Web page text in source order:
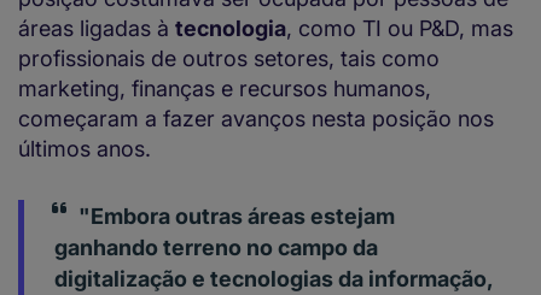
áreas ligadas à tecnologia, como TI ou P&D, mas
profissionais de outros setores, tais como
marketing, finanças e recursos humanos,
começaram a fazer avanços nesta posição nos
últimos anos.
"Embora outras áreas estejam
ganhando terreno no campo da
digitalização e tecnologias da informação,